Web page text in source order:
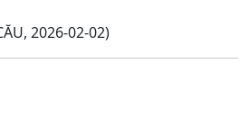
2026-02-02)